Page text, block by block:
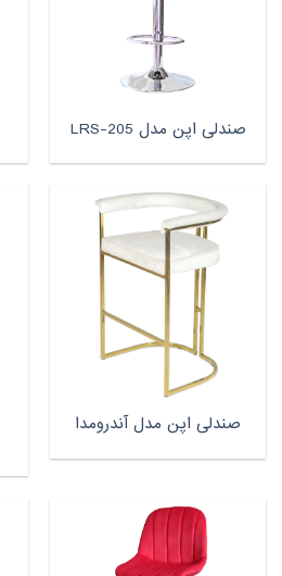
صندلی اپن مدل LRS-205
صندلی اپن مدل آندرومدا